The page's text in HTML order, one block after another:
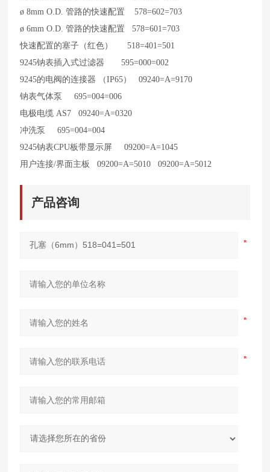
ø 8mm O.D.管路的快速配置 578=602=703
ø 6mm O.D.管路的快速配置 578=601=703
快速配置的塞子（红色） 518=401=501
9245钠表插入式过滤器 595=000=002
9245的电阀的连接器 （IP65） 09240=A=9170
钠表气体泵 695=004=006
电极电缆 AS7 09240=A=0320
冲洗泵 695=004=004
9245钠表CPU板带显示屏 09200=A=1045
用户连接/界面主板 09200=A=5010 09200=A=5012
产品咨询